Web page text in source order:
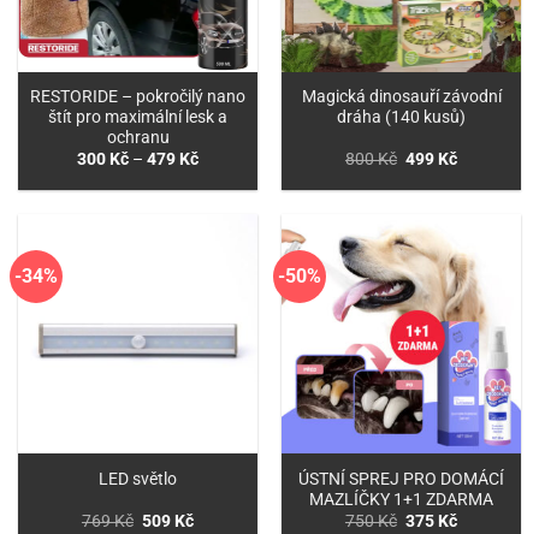
RESTORIDE – pokročilý nano
štít pro maximální lesk a
ochranu
300 Kč – 479 KčRozpětí
300 Kč
Magická dinosauří závodní
dráha (140 kusů)
800Kč Původní
byla:
499 KčAktuální
je:
-34%
LED světlo
769Kč Původní
509 KčAktuální
-50%
ÚSTNÍ SPREJ PRO DOMÁCÍ
MAZLÍČKY 1+1 ZDARMA
750Kč Původní
375 KčAktuální